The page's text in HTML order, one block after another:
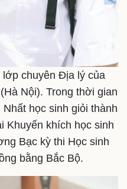
chuyên Địa lý của
Nội). Trong thời gian
học sinh giỏi thành
Khuyến khích học sinh
Bạc kỳ thi Học sinh
bằng Bắc Bộ.